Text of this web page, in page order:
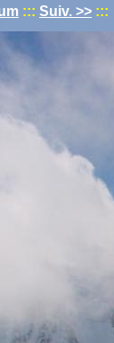
::: Suiv. >> :::